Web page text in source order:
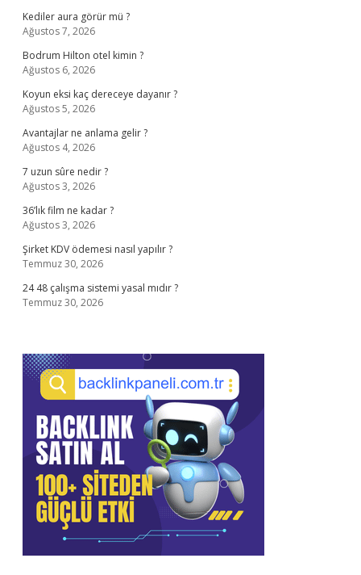
Kediler aura görür mü ?
Ağustos 7, 2026
Bodrum Hilton otel kimin ?
Ağustos 6, 2026
Koyun eksi kaç dereceye dayanır ?
Ağustos 5, 2026
Avantajlar ne anlama gelir ?
Ağustos 4, 2026
7 uzun sûre nedir ?
Ağustos 3, 2026
36’lık film ne kadar ?
Ağustos 3, 2026
Şirket KDV ödemesi nasıl yapılır ?
Temmuz 30, 2026
24 48 çalışma sistemi yasal mıdır ?
Temmuz 30, 2026